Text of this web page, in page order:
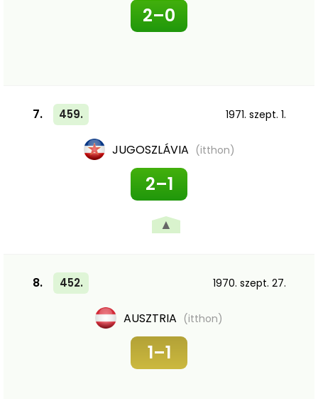
2–0
7. 459. 1971. szept. 1.
JUGOSZLÁVIA (itthon)
2–1
▲
8. 452. 1970. szept. 27.
AUSZTRIA (itthon)
1–1